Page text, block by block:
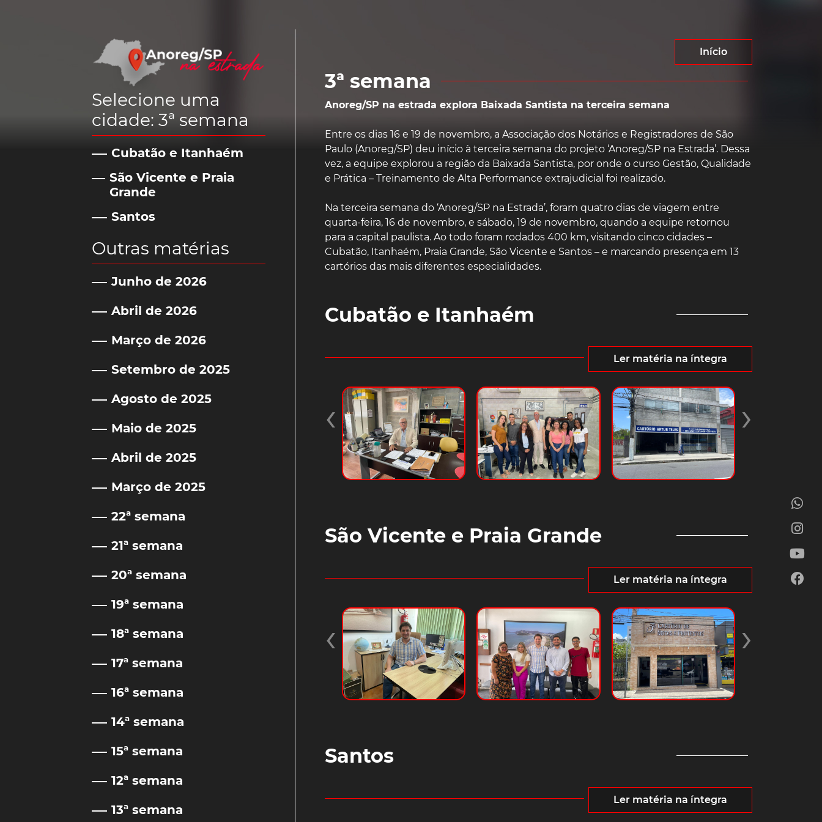
Selecione uma
cidade: 3ª semana
Cubatão e Itanhaém
São Vicente e Praia
Grande
Santos
Outras matérias
Junho de 2026
Abril de 2026
Março de 2026
Setembro de 2025
Agosto de 2025
Maio de 2025
Abril de 2025
Março de 2025
22ª semana
21ª semana
20ª semana
19ª semana
18ª semana
17ª semana
16ª semana
14ª semana
15ª semana
12ª semana
13ª semana
Início
3ª semana
Anoreg/SP na estrada explora Baixada Santista na terceira semana
Entre os dias 16 e 19 de novembro, a Associação dos Notários e Registradores de São
Paulo (Anoreg/SP) deu início à terceira semana do projeto ‘Anoreg/SP na Estrada’. Dessa
vez, a equipe explorou a região da Baixada Santista, por onde o curso Gestão, Qualidade
e Prática – Treinamento de Alta Performance extrajudicial foi realizado.
Na terceira semana do ‘Anoreg/SP na Estrada’, foram quatro dias de viagem entre
quarta-feira, 16 de novembro, e sábado, 19 de novembro, quando a equipe retornou
para a capital paulista. Ao todo foram rodados 400 km, visitando cinco cidades –
Cubatão, Itanhaém, Praia Grande, São Vicente e Santos – e marcando presença em 13
cartórios das mais diferentes especialidades.
Cubatão e Itanhaém
Ler matéria na íntegra
‹ ›
São Vicente e Praia Grande
Ler matéria na íntegra
‹ ›
Santos
Ler matéria na íntegra